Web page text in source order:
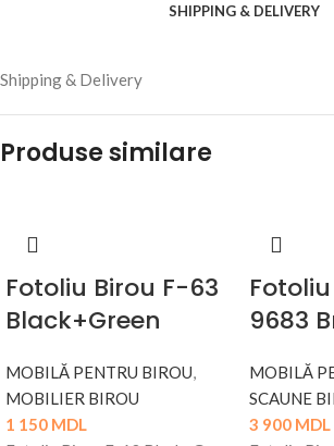
SHIPPING & DELIVERY
Shipping & Delivery
Produse similare
Fotoliu Birou F-63
Black+Green
MOBILĂ PENTRU BIROU,
MOBILIER BIROU
1 150 MDL
9683
MOBILĂ
SCAUNE
3 900 MDL